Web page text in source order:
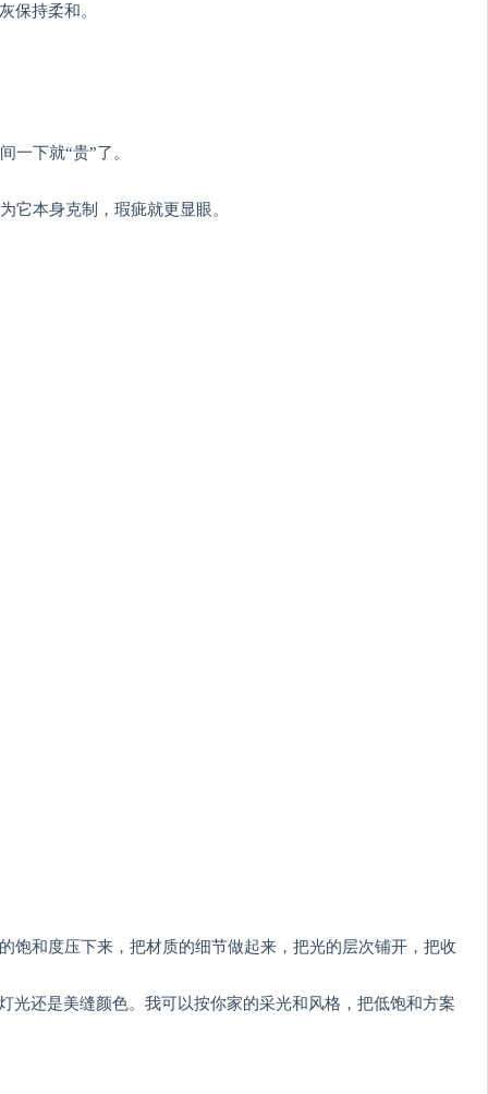
保持柔和。
一下就“贵”了。
它本身克制，瑕疵就更显眼。
饱和度压下来，把材质的细节做起来，把光的层次铺开，把收
光还是美缝颜色。我可以按你家的采光和风格，把低饱和方案